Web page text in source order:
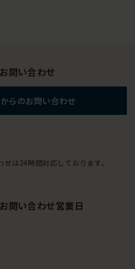
お問い合わせ
らのお問い合わせ
は24時間対応しております。
問い合わせ営業日